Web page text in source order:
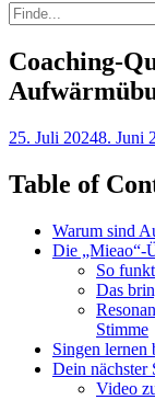
bei
der
Suche
Suche
nach:
Coaching-
Posted
25. Juli 20248. Juni
Table of
Warum sind
Die „Mieao“-
So
Das
Stimme
Singen
Dein nächster
Video